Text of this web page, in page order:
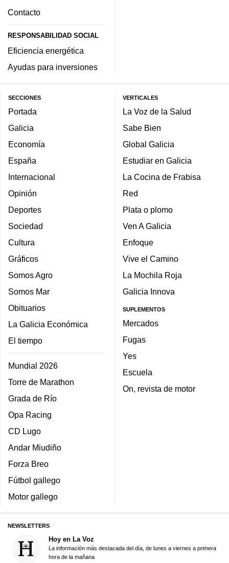
Contacto
RESPONSABILIDAD SOCIAL
Eficiencia energética
Ayudas para inversiones
SECCIONES
Portada
Galicia
Economía
España
Internacional
Opinión
Deportes
Sociedad
Cultura
Gráficos
Somos Agro
Somos Mar
Obituarios
La Galicia Económica
El tiempo
Mundial 2026
Torre de Marathon
Grada de Río
Opa Racing
CD Lugo
Andar Miudiño
Forza Breo
Fútbol gallego
Motor gallego
VERTICALES
La Voz de la Salud
Sabe Bien
Global Galicia
Estudiar en Galicia
La Cocina de Frabisa
Red
Plata o plomo
Ven A Galicia
Enfoque
Vive el Camino
La Mochila Roja
Galicia Innova
SUPLEMENTOS
Mercados
Fugas
Yes
Escuela
On, revista de motor
NEWSLETTERS
Hoy en La Voz
La información más destacada del día, de lunes a viernes a primera
hora de la mañana